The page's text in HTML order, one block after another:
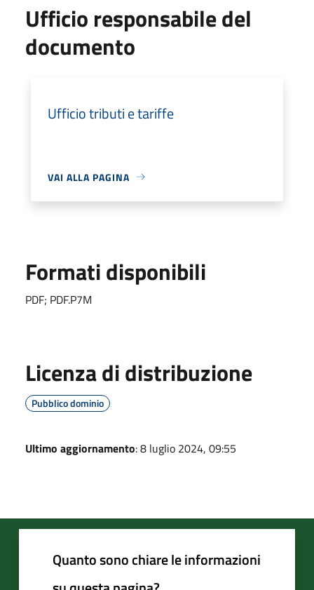
Ufficio responsabile del
documento
Ufficio tributi e tariffe
VAI ALLA PAGINA
Formati disponibili
PDF; PDF.P7M
Licenza di distribuzione
Pubblico dominio
Ultimo aggiornamento: 8 luglio 2024, 09:55
Quanto sono chiare le informazioni